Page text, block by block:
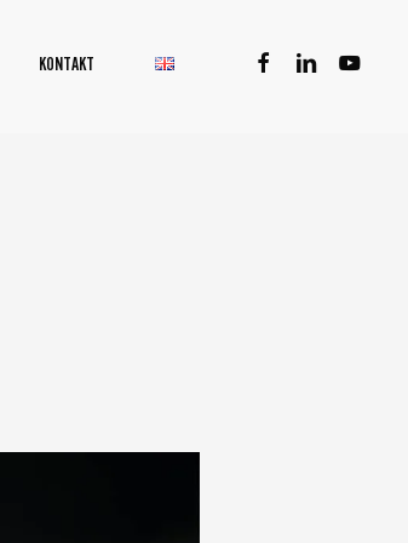
KONTAKT facebooklinkedin youtube